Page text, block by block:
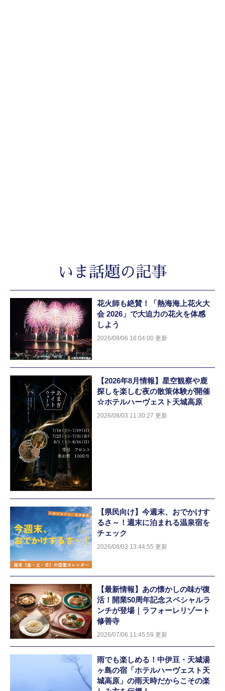
いま話題の記事
花火師も絶賛！「熱海海上花火大
会 2026」で大迫力の花火を体感
しよう
2026/08/06 16:04:00 更新
【2026年8月情報】星空観察や鹿
探しを楽しむ夜の散策体験が開催
☆ホテルハーヴェスト天城高原
2026/08/03 11:30:27 更新
【県民向け】今週末、おでかけす
るさ～！週末に泊まれる温泉宿を
チェック
2026/08/03 13:44:55 更新
【最新情報】あの懐かしの味が復
活！開業50周年記念スペシャルラ
ンチが登場｜ラフォーレリゾート
修善寺
2026/07/06 11:45:59 更新
雨でも楽しめる！中伊豆・天城湯
ヶ島の宿「ホテルハーヴェスト天
城高原」の雨天時だからこその楽